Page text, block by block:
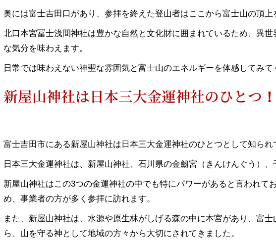
奥には富士吉田口があり、参拝を終えた登山者はここから富士山の頂上
北口本宮冨士浅間神社は豊かな自然と文化財に囲まれているため、異
な気分を味わえます。
日常では味わえない神聖な雰囲気と富士山のエネルギーを体感してみて
新屋山神社は日本三大金運神社のひとつ！
富士吉田市にある新屋山神社は日本三大金運神社のひとつとして知られ
日本三大金運神社は、新屋山神社、石川県の金劔宮（きんけんぐう）、
新屋山神社はこの3つの金運神社の中でも特にパワーがあると言われて
め、事業者の方が多く参拝に訪れます。
また、新屋山神社は、水源や原生林がしげる森の中に本宮があり、富
ら、山を守る神として地域の方々から大切にされてきました。